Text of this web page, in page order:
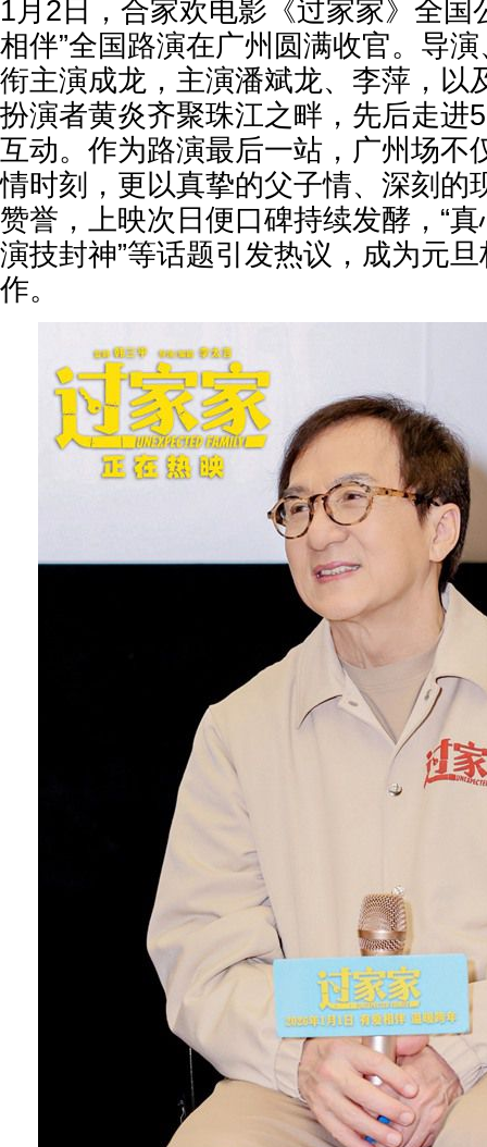
1月2日，合家欢电影《过家家》全国
相伴”全国路演在广州圆满收官。导
衔主演成龙，主演潘斌龙、李萍，以
扮演者黄炎齐聚珠江之畔，先后走进
互动。作为路演最后一站，广州场不
情时刻，更以真挚的父子情、深刻的
赞誉，上映次日便口碑持续发酵，“真
演技封神”等话题引发热议，成为元
作。